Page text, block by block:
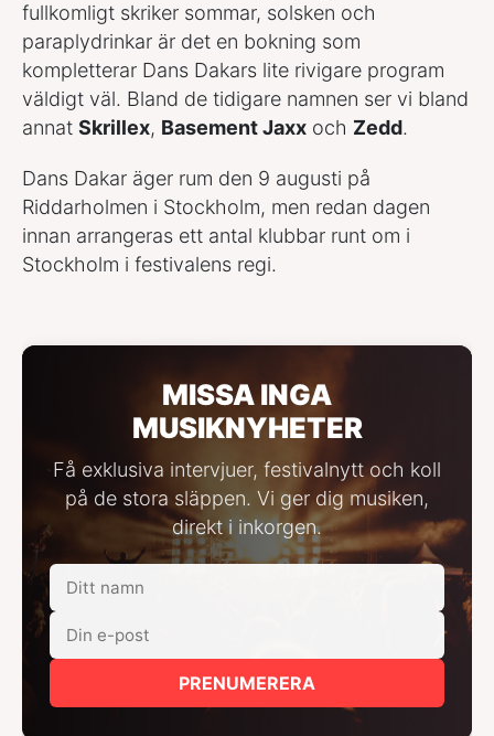
fullkomligt skriker sommar, solsken och
paraplydrinkar är det en bokning som
kompletterar Dans Dakars lite rivigare program
väldigt väl. Bland de tidigare namnen ser vi bland
annat Skrillex, Basement Jaxx och Zedd.
Dans Dakar äger rum den 9 augusti på
Riddarholmen i Stockholm, men redan dagen
innan arrangeras ett antal klubbar runt om i
Stockholm i festivalens regi.
MISSA INGA
MUSIKNYHETER
Få exklusiva intervjuer, festivalnytt och koll
på de stora släppen. Vi ger dig musiken,
direkt i inkorgen.
PRENUMERERA